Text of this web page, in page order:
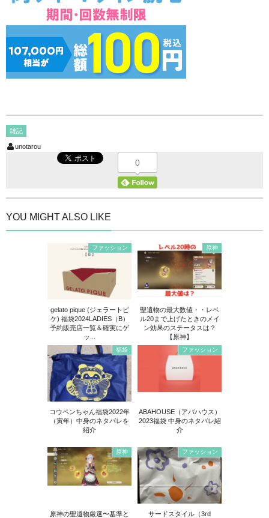
雑記
unotarou
0
YOU MIGHT ALSO LIKE
ファッション
gelato pique (ジェラートピ
ケ) 福袋2024LADIES（B）
予約販売店一覧＆確実にゲ
ッ...
原神
聖遺物の最大数値・・レベ
ル20まで上げたときのメイ
ン効果のステータスは？
【原神】
福袋
コウペンちゃん福袋2022年
（寅年）中身のネタバレを
紹介
ファッション
ABAHOUSE（アバハウス）
2023福袋 中身のネタバレ紹
介
原神
原神の聖遺物厳選〜基準と
ファッション
サードスタイル（3rd